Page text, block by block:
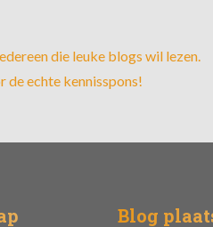
die leuke blogs wil lezen.
de echte kennisspons!
Blog